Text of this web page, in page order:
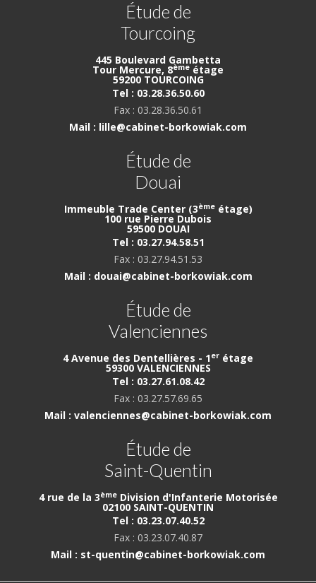
Étude de
Tourcoing
445 Boulevard Gambetta
Tour Mercure, 8ème étage
59200 TOURCOING
Tel : 03.28.36.50.60
Fax : 03.28.36.50.61
Mail : lille@cabinet-borkowiak.com
Étude de
Douai
Immeuble Trade Center (3èmeétage)
100 rue Pierre Dubois
59500 DOUAI
Tel : 03.27.94.58.51
Fax : 03.27.94.51.53
Mail : douai@cabinet-borkowiak.com
Étude de
Valenciennes
4 Avenue des Dentellières - 1er étage
59300 VALENCIENNES
Tel : 03.27.61.08.42
Fax : 03.27.57.69.65
Mail : valenciennes@cabinet-borkowiak.com
Étude de
Saint-Quentin
4 rue de la 3èmeDivision d'Infanterie Motorisée
02100 SAINT-QUENTIN
Tel : 03.23.07.40.52
Fax : 03.23.07.40.87
Mail : st-quentin@cabinet-borkowiak.com